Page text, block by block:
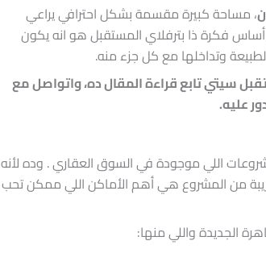
، مساحة كبيرة مقسمة بشكل احترافي يراعي
أساس فكرة ذا بترفلاي المستقبل هو انه يكون
وتداخلها مع كل جزء منه.
سيتي تابع قراءة المقال ده، واتواصل مع
عليه.
اللي موجودة في السوق العقاري . وده لأنه
من المشروع هي أهم الأماكن اللي ممكن تحب
الجديدة واللي منها: